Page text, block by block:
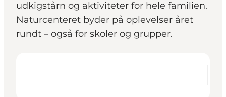
udkigstårn og aktiviteter for hele familien.
Naturcenteret byder på oplevelser året
rundt – også for skoler og grupper.